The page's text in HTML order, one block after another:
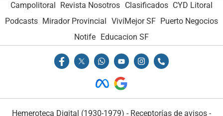
Campolitoral Revista Nosotros Clasificados CYD Litoral
Podcasts Mirador Provincial VivíMejor SF Puerto Negocios
Notife
Educacion SF
Hemeroteca Digital (1930-1979) - Receptorías de avisos -